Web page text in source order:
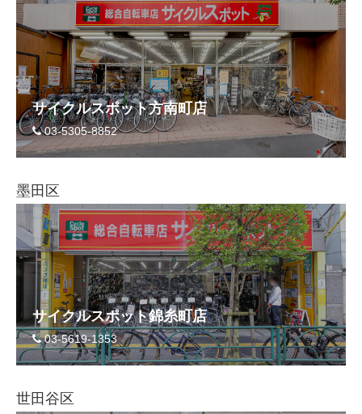
サイクルスポット方南町店
03-5305-8852
墨田区
サイクルスポット錦糸町店
03-5619-1353
世田谷区